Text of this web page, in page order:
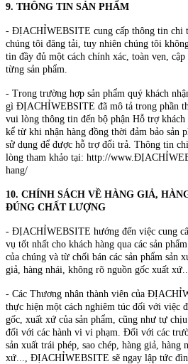
9. THÔNG TIN SẢN PHẨM
- ĐỊACHỈWEBSITE cung cấp thông tin chi
chúng tôi đăng tải, tuy nhiên chúng tôi
tin đầy đủ một cách chính xác, toàn vẹn,
từng sản phẩm.
- Trong trường hợp sản phẩm quý khách
gì ĐỊACHỈWEBSITE đã mô tả trong phần
vui lòng thông tin đến bộ phận Hỗ trợ
kể từ khi nhận hàng đồng thời đảm bảo sản
sử dụng để được hỗ trợ đổi trả. Thông tin
lòng tham khảo tại: http://
hang/
10. CHÍNH SÁCH VỀ HÀNG GIẢ,
ĐÚNG CHẤT LƯỢNG
- ĐỊACHỈWEBSITE hướng đến việc cung
vụ tốt nhất cho khách hàng qua các sản
của chúng và từ chối bán các sản phẩm sản
giả, hàng nhái, không rõ nguồn gốc xuất xứ...
- Các Thương nhân thành viên của
thực hiện một cách nghiêm túc đối với việc
gốc, xuất xứ của sản phẩm, cũng như tự
đối với các hành vi vi phạm. Đối với các
sản xuất trái phép, sao chép, hàng giả, hàng
xứ..., ĐỊACHỈWEBSITE sẽ ngay lập tức